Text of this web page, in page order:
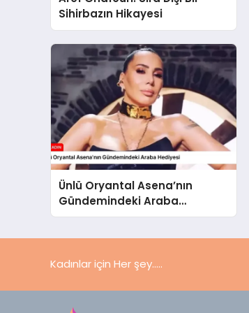
Sihirbazın Hikayesi
Ünlü Oryantal Asena’nın
Gündemindeki Araba
Hediyesi
Kadınlar için Her şey.....